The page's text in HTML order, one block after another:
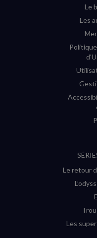
Le
Les
Le retour
Les